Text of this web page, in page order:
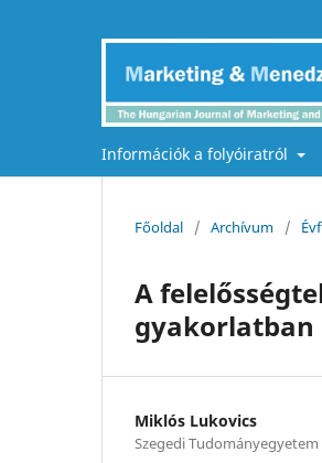
Információk a folyóiratról
Főoldal / Archívum /
A
gyakorlatban
Miklós Lukovics
Szegedi